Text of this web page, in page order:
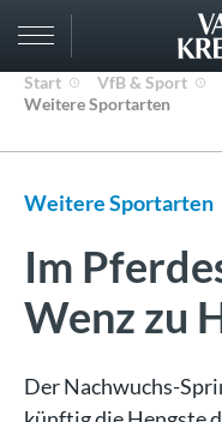
Start VfB & Sport
Weitere Sportarten
Weitere Sportarten
Im
Wenz zu
Der Nachwuchs-